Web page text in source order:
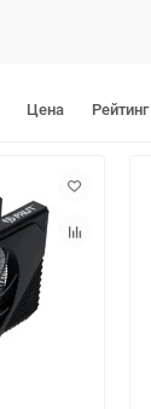
Цена Рейтинг